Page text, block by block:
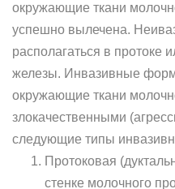
окружающие ткани
успешно вылечена.
располагаться в протоке
железы. Инвазивные
окружающие ткани
злокачественными
следующие типы
Протоковая
стенке молочного